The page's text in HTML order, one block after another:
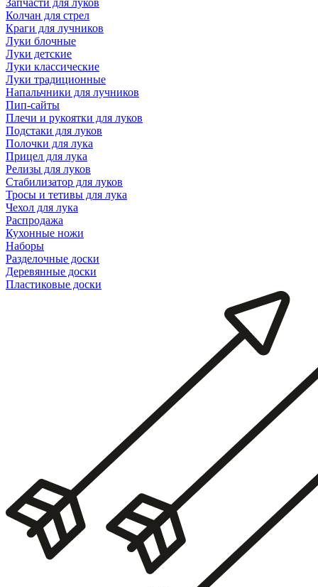
Колчан для стрел
Краги для лучников
Луки блочные
Луки детские
Луки классические
Луки традиционные
Напальчники для лучников
Пип-сайты
Плечи и рукоятки для луков
Подстаки для луков
Полочки для лука
Прицел для лука
Релизы для луков
Стабилизатор для луков
Тросы и тетивы для лука
Чехол для лука
Распродажа
Кухонные ножи
Наборы
Разделочные доски
Деревянные доски
Пластиковые доски